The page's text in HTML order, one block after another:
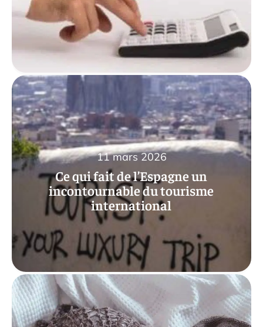
Ce qui fait de l’Espagne un
incontournable du tourisme
international
11 mars 2026